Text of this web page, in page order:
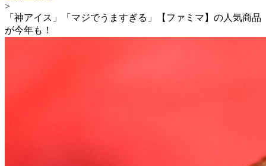
>
「神アイス」「マジでうますぎる」【ファミマ】の人気商品
が今年も！